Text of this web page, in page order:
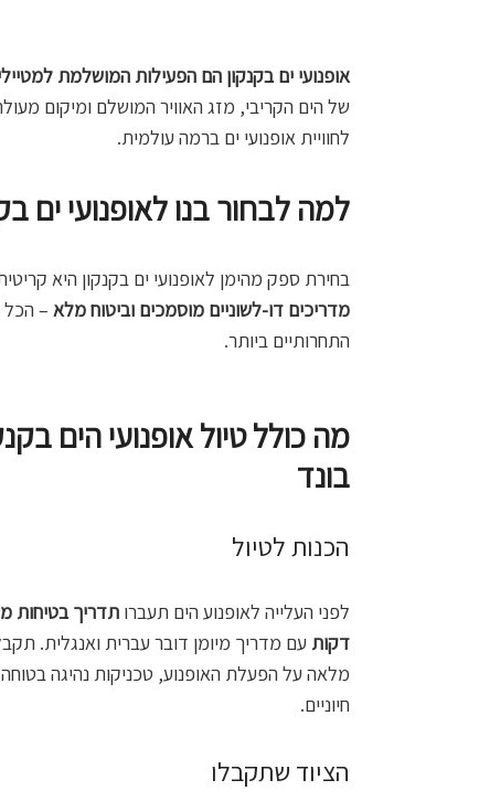
אופנועי ים בקנקון הם הפעילות המושלמת
של הים הקריבי, מזג האוויר המושלם ומיקום
לחוויית אופנועי ים ברמה עולמית.
למה לבחור בנו לאופנועי ים
בחירת ספק מהימן לאופנועי ים בקנקון היא
מדריכים דו-לשוניים מוסמכים וביטוח מלא – הכל
התחרותיים ביותר.
מה כולל טיול אופנועי הים
בונד
הכנות לטיול
לפני העלייה לאופנוע הים תעברו
דקות עם מדריך מיומן דובר עברית ואנגלית.
מלאה על הפעלת האופנוע, טכניקות נהיגה בטוחה
חיוניים.
הציוד שתקבלו